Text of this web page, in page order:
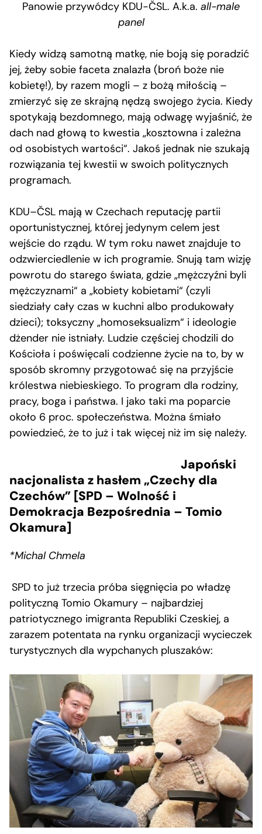
Panowie przywódcy KDU-ČSL. A.k.a. all-male
panel
Kiedy widzą samotną matkę, nie boją się poradzić
jej, żeby sobie faceta znalazła (broń boże nie
kobietę!), by razem mogli – z bożą miłością –
zmierzyć się ze skrajną nędzą swojego życia. Kiedy
spotykają bezdomnego, mają odwagę wyjaśnić, że
dach nad głową to kwestia „kosztowna i zależna
od osobistych wartości“. Jakoś jednak nie szukają
rozwiązania tej kwestii w swoich politycznych
programach.
KDU–ČSL mają w Czechach reputację partii
oportunistycznej, której jedynym celem jest
wejście do rządu. W tym roku nawet znajduje to
odzwierciedlenie w ich programie. Snują tam wizję
powrotu do starego świata, gdzie „mężczyźni byli
mężczyznami“ a „kobiety kobietami“ (czyli
siedziały cały czas w kuchni albo produkowały
dzieci); toksyczny „homoseksualizm“ i ideologie
dżender nie istniały. Ludzie częściej chodzili do
Kościoła i poświęcali codzienne życie na to, by w
sposób skromny przygotować się na przyjście
królestwa niebieskiego. To program dla rodziny,
pracy, boga i państwa. I jako taki ma poparcie
około 6 proc. społeczeństwa. Można śmiało
powiedzieć, że to już i tak więcej niż im się należy.
Japoński
nacjonalista z hasłem „Czechy dla
Czechów” [SPD – Wolność i
Demokracja Bezpośrednia – Tomio
Okamura]
*Michal Chmela
SPD to już trzecia próba sięgnięcia po władzę
polityczną Tomio Okamury – najbardziej
patriotycznego imigranta Republiki Czeskiej, a
zarazem potentata na rynku organizacji wycieczek
turystycznych dla wypchanych pluszaków: